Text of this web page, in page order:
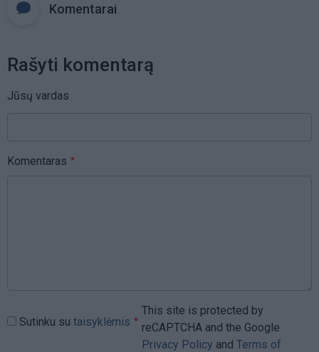
Komentarai
Rašyti komentarą
Jūsų vardas
Komentaras
Sutinku su taisyklėmis
This site is protected by
reCAPTCHA and the Google
Privacy Policy and Terms of